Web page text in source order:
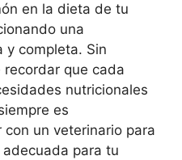
en la dieta de tu
una
y completa. Sin
que cada
nutricionales
es
un veterinario para
para tu